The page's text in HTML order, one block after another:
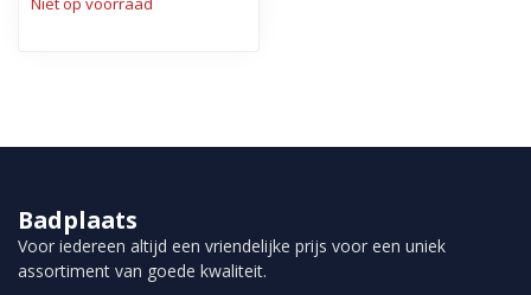
Badplaats
Voor iedereen altijd een vriendelijke prijs voor een uniek
assortiment van goede kwaliteit.